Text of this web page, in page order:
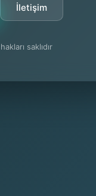
İletişim
saklıdır